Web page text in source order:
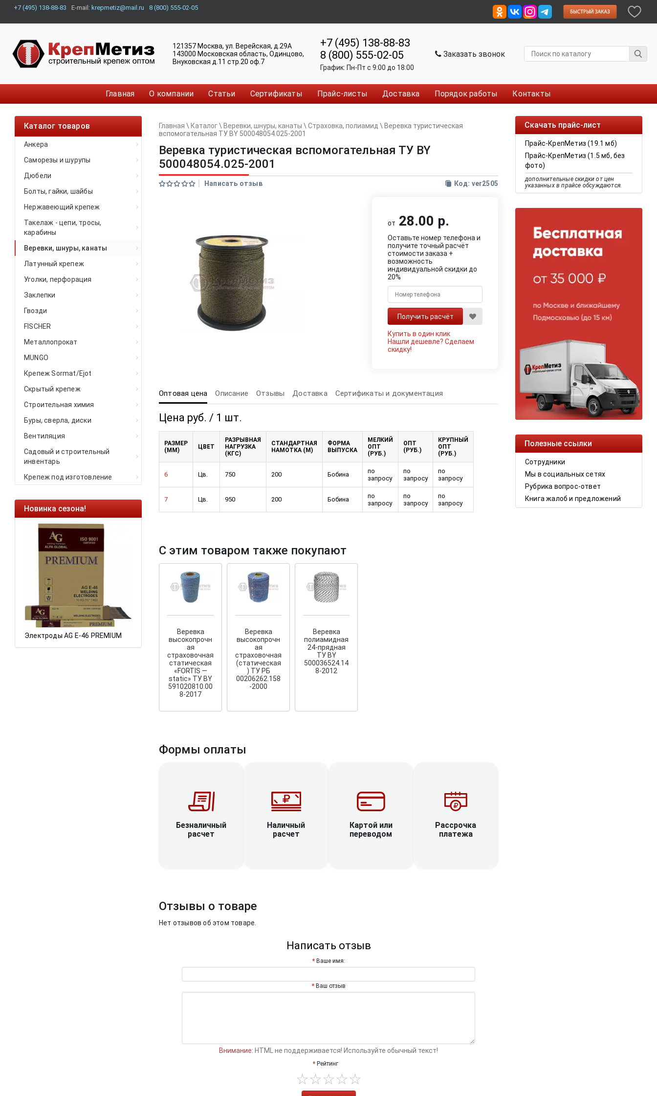
+7 (495) 138-88-83 E-mail: krepmetiz@mail.ru 8 (800) 555-02-05
121357 Москва, ул. Верейская, д.29А
143000 Московская область, Одинцово,
Внуковская д.11 стр.20 оф.7
+7 (495) 138-88-83
8 (800) 555-02-05
График: Пн-Пт c 9:00 до 18:00
Заказать звонок
Главная О компании Статьи Сертификаты Прайс-листы Доставка Порядок работы Контакты
Каталог товаров
Анкера
Саморезы и шурупы
Дюбели
Болты, гайки, шайбы
Нержавеющий крепеж
Такелаж - цепи, тросы,
карабины
Веревки, шнуры, канаты
Латунный крепеж
Уголки, перфорация
Заклепки
Гвозди
FISCHER
Металлопрокат
MUNGO
Крепеж Sormat/Ejot
Скрытый крепеж
Строительная химия
Буры, сверла, диски
Вентиляция
Садовый и строительный
инвентарь
Крепеж под изготовление
Новинка сезона!
Электроды AG E-46 PREMIUM
Ликвидация складских
остатков по ценам 2020 года!
У нас появилсяскрытый
крепеж для деревянных террас
и фасадов
Скачать прайс-лист
Прайс-КрепМетиз (19.1 мб)
Прайс-КрепМетиз (1.5 мб, без
фото)
дополнительные скидки от цен
указанных в прайсе обсуждаются.
Полезные ссылки
Сотрудники
Мы в социальных сетях
Рубрика вопрос-ответ
Книга жалоб и предложений
Главная \ Каталог\ Веревки, шнуры, канаты \ Страховка, полиамид \ Веревка туристическая
вспомогательная ТУ BY 500048054.025-2001
Веревка туристическая вспомогательная ТУ BY
500048054.025-2001
Написать отзыв Код: ver2505
от 28.00 р.
Оставьте номер телефона и
получите точный расчёт
стоимости заказа +
возможность
индивидуальной скидки до
20%
Купить в один клик
Нашли дешевле?Сделаем
скидку!
Оптовая цена Описание Отзывы Доставка Сертификаты и документация
Цена руб. / 1 шт.
РАЗМЕР
(ММ)
ЦВЕТ
РАЗРЫВНАЯ
НАГРУЗКА
(КГС)
СТАНДАРТНАЯ
НАМОТКА (М)
ФОРМА
ВЫПУСКА
МЕЛКИЙ
ОПТ
(РУБ.)
ОПТ
(РУБ.)
КРУПНЫЙ
ОПТ
(РУБ.)
6 Цв. 750 200 Бобина
по
запросу
по
запросу
по
запросу
7 Цв. 950 200 Бобина
по
запросу
по
запросу
по
запросу
С этим товаром также покупают
Веревка
высокопрочн
ая
страховочная
статическая
«FORTIS —
static» ТУ BY
591020810.00
8-2017
Веревка
высокопрочн
ая
страховочная
(статическая
) ТУ РБ
00206262.158
-2000
Веревка
полиамидная
24-прядная
ТУ BY
500036524.14
8-2012
Формы оплаты
Безналичный
расчет
Наличный
расчет
Картой или
переводом
Рассрочка
платежа
Отзывы о товаре
Нет отзывов об этом товаре.
Написать отзыв
Ваше имя:
Ваш отзыв
Внимание: HTML не поддерживается! Используйте обычный текст!
Рейтинг